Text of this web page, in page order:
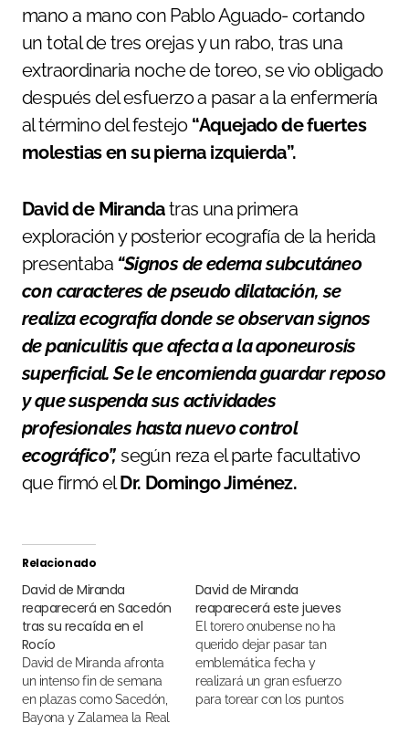
mano a mano con Pablo Aguado- cortando
un total de tres orejas y un rabo, tras una
extraordinaria noche de toreo, se vio obligado
después del esfuerzo a pasar a la enfermería
al término del festejo “Aquejado de fuertes
molestias en su pierna izquierda”.
David de Mirandatras una primera
exploración y posterior ecografía de la herida
presentaba “Signos de edema subcutáneo
con caracteres de pseudo dilatación, se
realiza ecografía donde se observan signos
de paniculitis que afecta a la aponeurosis
superficial. Se le encomienda guardar reposo
y que suspenda sus actividades
profesionales hasta nuevo control
ecográfico”, según reza el parte facultativo
que firmó elDr. Domingo Jiménez.
Relacionado
David de Miranda
reaparecerá en Sacedón
tras su recaída en el
Rocío
David de Miranda afronta
un intenso fin de semana
en plazas como Sacedón,
Bayona y Zalamea la Real
David de Miranda
reaparecerá este jueves
El torero onubense no ha
querido dejar pasar tan
emblemática fecha y
realizará un gran esfuerzo
para torear con los puntos